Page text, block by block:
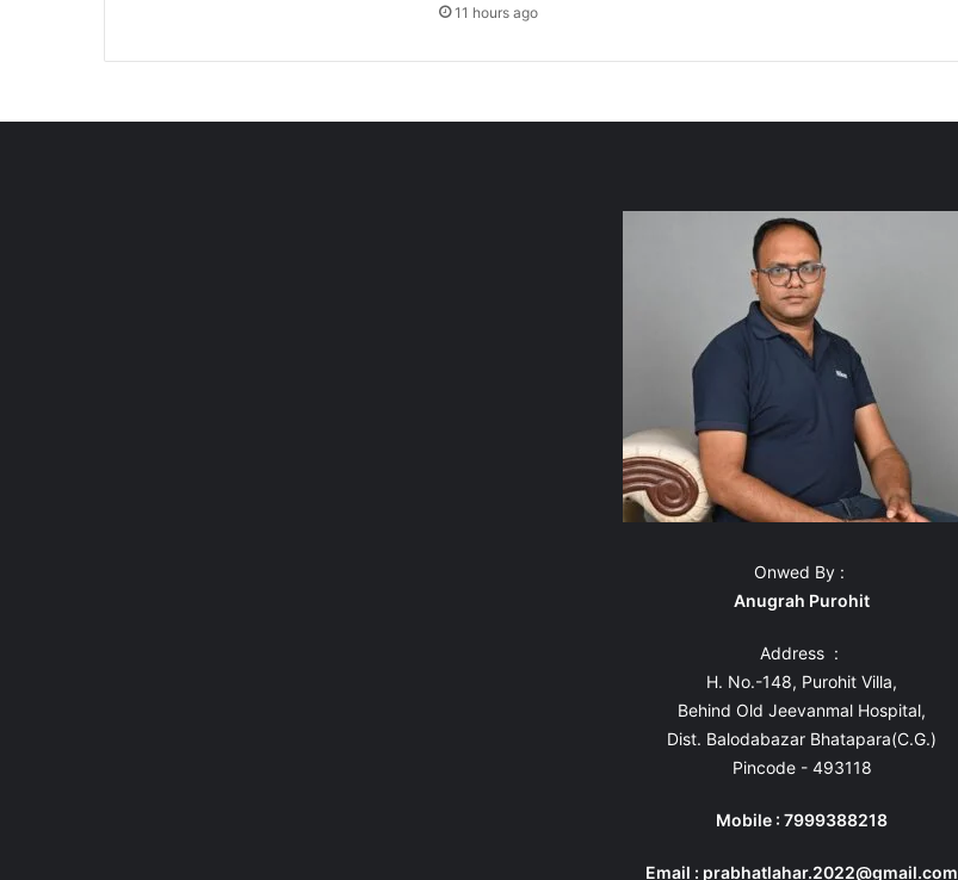
11 hours ago
Onwed By :
Anugrah Purohit
Address :
H. No.-148, Purohit Villa,
Behind Old Jeevanmal Hospital,
Dist. Balodabazar Bhatapara(C.G.)
Pincode - 493118
Mobile : 7999388218
Email : prabhatlahar.2022@gmail.com